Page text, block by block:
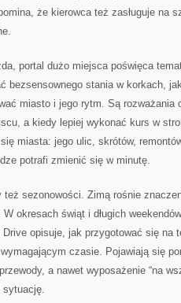
że kierowca też zasługuje na
portal dużo miejsca poświęca
bezsensownego stania w korkach,
miasto i jego rytm. Są rozważania
a kiedy lepiej wykonać kurs w
miasta: jego ulic, skrótów,
potrafi zmienić się w minutę.
sezonowości. Zimą rośnie
W okresach świąt i długich
opisuje, jak przygotować się na
wymagającym czasie. Pojawiają się
a nawet wyposażenie “na
sytuację.